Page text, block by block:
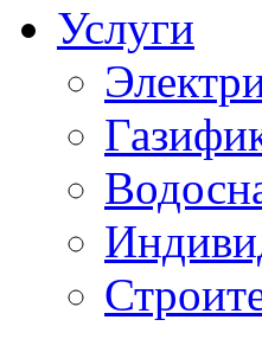
Услуги